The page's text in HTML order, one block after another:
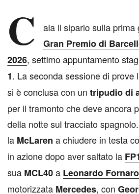
C
ala il sipario sulla prima
Gran Premio di
2026, settimo appuntamento
1. La seconda sessione di prove
si è conclusa con un tripudio di
per il tramonto che deve ancora
della notte sul tracciato
la McLaren a chiudere in testa
in azione dopo aver saltato la FP1
sua MCL40a Leonardo
motorizzata Mercedes, con